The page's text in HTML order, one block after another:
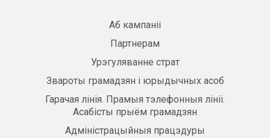
Аб кампаніі
Партнерам
Урэгуляванне страт
Звароты грамадзян і юрыдычных асоб
Гарачая лінія. Прамыя тэлефонныя лініі.
Асабісты прыём грамадзян
Адміністрацыйныя працэдуры